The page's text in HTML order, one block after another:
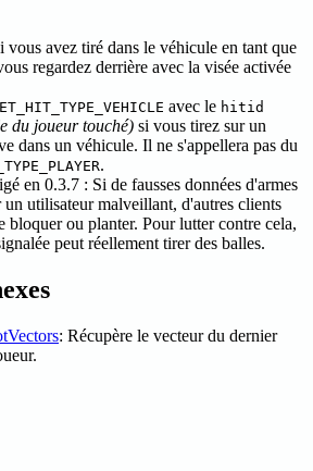
vous avez tiré dans le véhicule en tant que
regardez derrière avec la visée activée
avec le hitid
du joueur touché) si vous tirez sur un
dans un véhicule. Il ne s'appellera pas du
.
en 0.3.7 : Si de fausses données d'armes
un utilisateur malveillant, d'autres clients
bloquer ou planter. Pour lutter contre cela,
peut réellement tirer des balles.
: Récupère le vecteur du dernier